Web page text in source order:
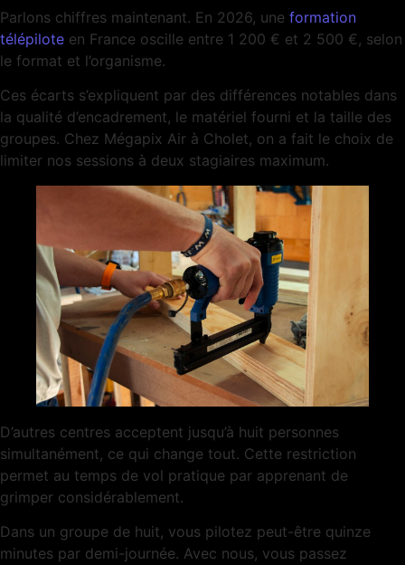
Parlons chiffres maintenant. En 2026, une formation
télépilote en France oscille entre 1 200 € et 2 500 €, selon
le format et l’organisme.
Ces écarts s’expliquent par des différences notables dans
la qualité d’encadrement, le matériel fourni et la taille des
groupes. Chez Mégapix Air à Cholet, on a fait le choix de
limiter nos sessions à deux stagiaires maximum.
D’autres centres acceptent jusqu’à huit personnes
simultanément, ce qui change tout. Cette restriction
permet au temps de vol pratique par apprenant de
grimper considérablement.
Dans un groupe de huit, vous pilotez peut-être quinze
minutes par demi-journée. Avec nous, vous passez